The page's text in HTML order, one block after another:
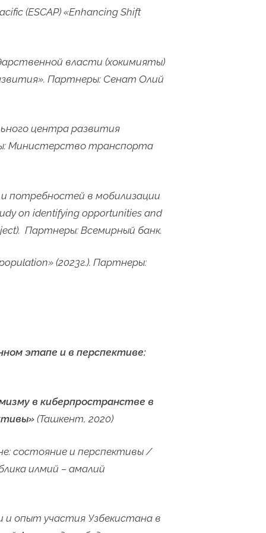
(ESCAP) «Enhancing Shift
власти (хокимияты)
Партнеры: Сенат Олий
центра развития
Министерство транспорта
потребностей в мобилизации
on identifying opportunities and
Партнеры: Всемирный банк.
(2023г.). Партнеры:
этапе и в перспективе:
в киберпространстве в
(Ташкент, 2020)
состояние и перспективы /
илмий – амалий
и опыт участия Узбекистана в